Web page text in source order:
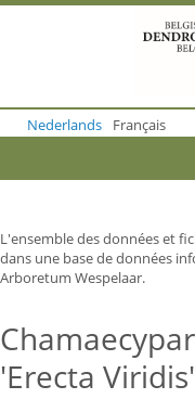
o
m
o
n
t
e
t
Nederlands Français
L'ensemble des données et
dans une base de données
Arboretum Wespelaar.
'Erecta Viridis'